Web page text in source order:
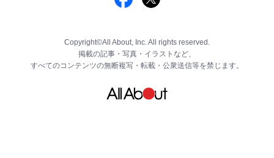
Copyright©All About, Inc. All rights reserved.
掲載の記事・写真・イラストなど、
すべてのコンテンツの無断複写・転載・公衆送信等を禁じます。